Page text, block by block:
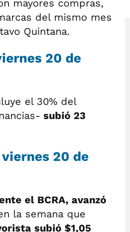
mayores compras,
del mismo mes
Quintana.
20 de
el 30% del
subió 23
20 de
el BCRA, avanzó
la semana que
subió $1,05